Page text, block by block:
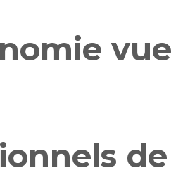
vue
de